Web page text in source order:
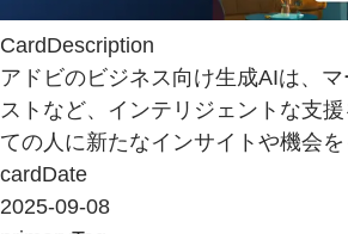
CardDescription
アドビのビジネス向け生成AIは、
ストなど、インテリジェントな支
ての人に新たなインサイトや機会を
cardDate
2025-09-08